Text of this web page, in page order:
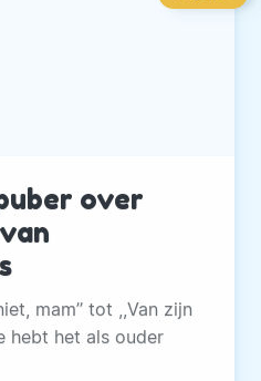
over
mam’’ tot ,,Van zijn
hebt het als ouder